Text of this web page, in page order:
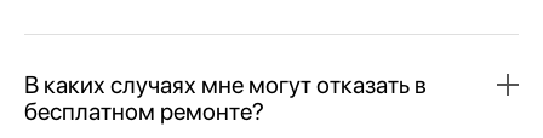
В каких случаях мне могут отказать в
бесплатном ремонте?